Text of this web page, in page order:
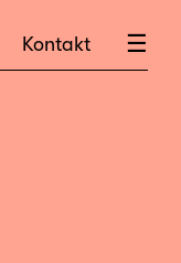
☰
Kontakt ×